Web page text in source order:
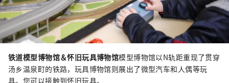
铁道模型博物馆＆怀旧玩具博物馆模型博物馆以N轨距重现了贯穿
汤乡温泉町的铁路，玩具博物馆则展出了微型汽车和人偶等玩
具。您可以接触到怀旧玩具。